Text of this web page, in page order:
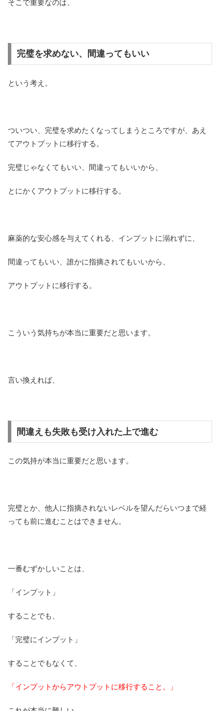
そこで重要なのは、
完璧を求めない、間違ってもいい
という考え。
ついつい、完璧を求めたくなってしまうところですが、あえ
てアウトプットに移行する。
完璧じゃなくてもいい、間違ってもいいから、
とにかくアウトプットに移行する。
麻薬的な安心感を与えてくれる、インプットに溺れずに、
間違ってもいい、誰かに指摘されてもいいから、
アウトプットに移行する。
こういう気持ちが本当に重要だと思います。
言い換えれば、
間違えも失敗も受け入れた上で進む
この気持が本当に重要だと思います。
完璧とか、他人に指摘されないレベルを望んだらいつまで経
っても前に進むことはできません。
一番むずかしいことは、
「インプット」
することでも、
「完璧にインプット」
することでもなくて、
「インプットからアウトプットに移行すること。」